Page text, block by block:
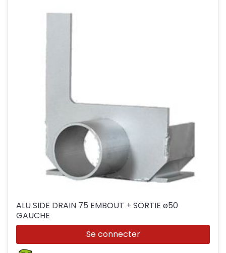
ALU SIDE DRAIN 75 EMBOUT + SORTIE ø50
GAUCHE
Se connecter